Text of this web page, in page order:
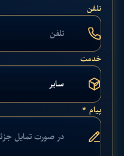
تلفن
خدمت
پیام *